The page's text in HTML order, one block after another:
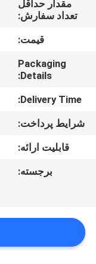
کارخانه
کیفیت
اخبار
موارد
درخواست
SHOPPING
مقدار حداقل
تعداد سفارش:
قیمت:
Packaging
Details:
Delivery Time:
شرایط پرداخت:
قابلیت ارائه:
برجسته: